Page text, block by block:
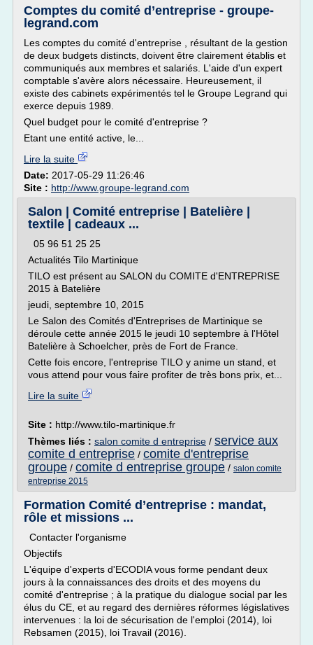
Comptes du comité d’entreprise - groupe-
legrand.com
Les comptes du comité d'entreprise , résultant de la gestion
de deux budgets distincts, doivent être clairement établis et
communiqués aux membres et salariés. L'aide d'un expert
comptable s'avère alors nécessaire. Heureusement, il
existe des cabinets expérimentés tel le Groupe Legrand qui
exerce depuis 1989.
Quel budget pour le comité d'entreprise ?
Etant une entité active, le...
Lire la suite
Date: 2017-05-29 11:26:46
Site : http://www.groupe-legrand.com
Salon | Comité entreprise | Batelière |
textile | cadeaux ...
05 96 51 25 25
Actualités Tilo Martinique
TILO est présent au SALON du COMITE d'ENTREPRISE
2015 à Batelière
jeudi, septembre 10, 2015
Le Salon des Comités d'Entreprises de Martinique se
déroule cette année 2015 le jeudi 10 septembre à l'Hôtel
Batelière à Schoelcher, près de Fort de France.
Cette fois encore, l'entreprise TILO y anime un stand, et
vous attend pour vous faire profiter de très bons prix, et...
Lire la suite
Site : http://www.tilo-martinique.fr
Thèmes liés : salon comite d entreprise / service aux
comite d entreprise / comite d'entreprise
groupe / comite d entreprise groupe / salon comite
entreprise 2015
Formation Comité d’entreprise : mandat,
rôle et missions ...
Contacter l'organisme
Objectifs
L'équipe d'experts d'ECODIA vous forme pendant deux
jours à la connaissances des droits et des moyens du
comité d'entreprise ; à la pratique du dialogue social par les
élus du CE, et au regard des dernières réformes législatives
intervenues : la loi de sécurisation de l'emploi (2014), loi
Rebsamen (2015), loi Travail (2016).